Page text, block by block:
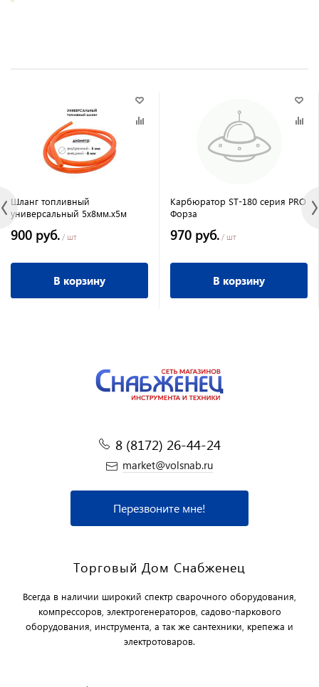
Шланг топливный
универсальный 5х8мм.х5м
900 руб. / шт
В корзину
Карбюратор ST-180 серия PRO
Форза
970 руб. / шт
В корзину
8 (8172) 26-44-24
market@volsnab.ru
Перезвоните мне!
Торговый Дом Снабженец
Всегда в наличии широкий спектр сварочного оборудования,
компрессоров, электрогенераторов, садово-паркового
оборудования, инструмента, а так же сантехники, крепежа и
электротоваров.